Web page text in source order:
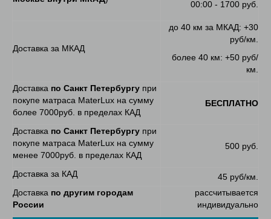
00:00 - 1700 руб.
Доставка за МКАД
до 40 км за МКАД: +30
руб/км.
более 40 км: +50 руб/
км.
Доставка по Санкт Петербургу при
покупе матраса MaterLux на сумму
более 7000руб. в пределах КАД
БЕСПЛАТНО
Доставка по Санкт Петербургу при
покупе матраса MaterLux на сумму
менее 7000руб. в пределах КАД
500 руб.
Доставка за КАД
45 руб/км.
Доставка по другим городам
России
рассчитывается
индивидуально